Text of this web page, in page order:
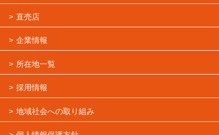
直売店
企業情報
所在地一覧
採用情報
地域社会への取り組み